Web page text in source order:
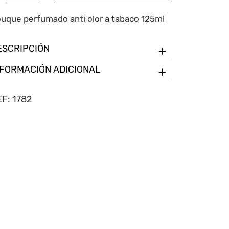
perfumado anti olor a tabaco 125ml
ADICIONAL
1782